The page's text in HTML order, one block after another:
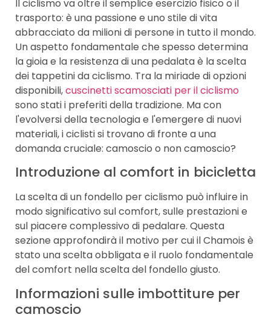
Il ciclismo va oltre il semplice esercizio fisico o il
trasporto: è una passione e uno stile di vita
abbracciato da milioni di persone in tutto il mondo.
Un aspetto fondamentale che spesso determina
la gioia e la resistenza di una pedalata è la scelta
dei tappetini da ciclismo. Tra la miriade di opzioni
disponibili,cuscinetti scamosciati per il ciclismo
sono stati i preferiti della tradizione. Ma con
l'evolversi della tecnologia e l'emergere di nuovi
materiali, i ciclisti si trovano di fronte a una
domanda cruciale: camoscio o non camoscio?
Introduzione al comfort in bicicletta
La scelta di un fondello per ciclismo può influire in
modo significativo sul comfort, sulle prestazioni e
sul piacere complessivo di pedalare. Questa
sezione approfondirà il motivo per cui il Chamois è
stato una scelta obbligata e il ruolo fondamentale
del comfort nella scelta del fondello giusto.
Informazioni sulle imbottiture per
camoscio